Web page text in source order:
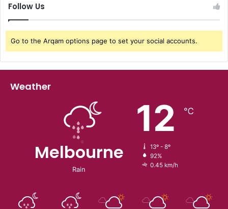
Follow Us
Go to the Arqam options page to set your social accounts.
Weather
Melbourne
Rain
12 ℃
13º - 8º
92%
0.45 km/h